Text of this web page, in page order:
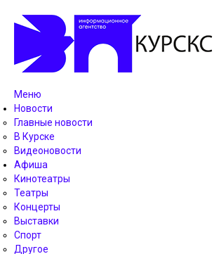
Меню
Новости
Главные новости
В Курске
Видеоновости
Афиша
Кинотеатры
Театры
Концерты
Выставки
Спорт
Другое